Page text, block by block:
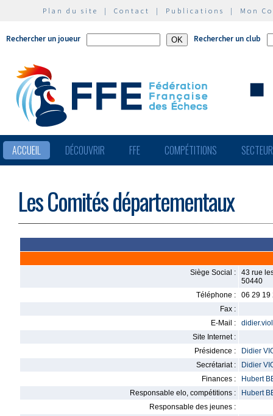
Plan du site | Contact | Publications | Mon
Rechercher un joueur Rechercher un club
ACCUEIL DÉCOUVRIR FFE COMPÉTITIONS
Les Comités départementaux
Siège Social :
43 rue
50440
Téléphone :
06 29 19
Fax :
E-Mail :
Site Internet :
Présidence :
Didier
Secrétariat :
Didier
Finances :
Hubert
Responsable elo, compétitions :
Hubert
Responsable des jeunes :